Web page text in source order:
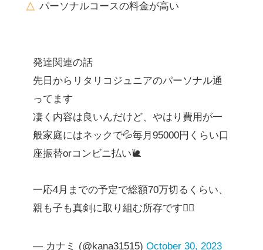
パーソナルコースの料金が高い
発達関連の話
先日からリタリコジュニアのパーソナル通
ってます
凄く内容は良いんだけど、やはり費用が一
般家庭にはネックで💦毎月95000円くらい口
座振替orコンビニ払い🐌
一応4月までの予定で総額70万切るくらい、
親も子も真剣に取り組む所存です🙇‍♀️
— カナミ (@kana31515) October 30, 2023